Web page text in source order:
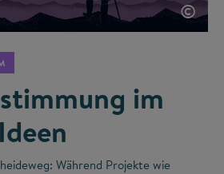
©
im
Während Projekte wie